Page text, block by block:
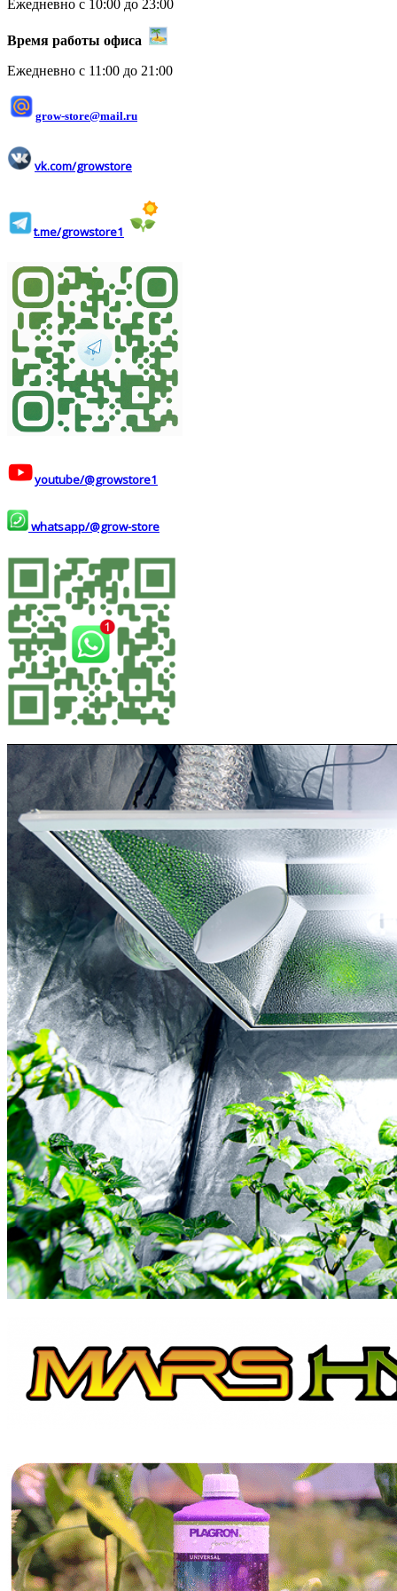
Ежедневно с 10:00 до 23:00
Время работы офиса
Ежедневно с 11:00 до 21:00
grow-store@mail.ru
vk.com/growstore
t.me/growstore1
youtube/@growstore1
whatsapp/@grow-store